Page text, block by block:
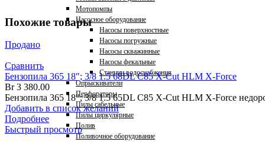
Мотопомпы
Насосное оборудование
Насосы поверхностные
Насосы погружные
Насосы скважинные
Насосы фекальные
Станции водоснабжения
Опрыскиватели
Перфораторы
Пилы сабельные
Пилы циркулярные
Полив
Поливочное оборудование
Похожие товары
Продано
Сравнить
Бензопила 365 18″; 3/8 1.5 68DL C85 X-Cut HLM X-Force
Br3 380.00
Бензопила 365 18"; 3/8 1.5 65DL C85 X-Cut HLM X-Force
Добавить в список желаний
Подробнее
Быстрый просмотр